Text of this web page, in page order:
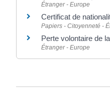
Étranger - Europe
Certificat de
Papiers - Citoyenneté -
Perte volontaire de
Étranger - Europe